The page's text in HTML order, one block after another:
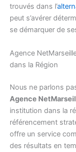
trouvés dans l’
peut s’avérer
se démarquer de
Agence
dans la Région
Nous ne parlons
Agence
institution dans la
référencement
offre un service
des résultats en